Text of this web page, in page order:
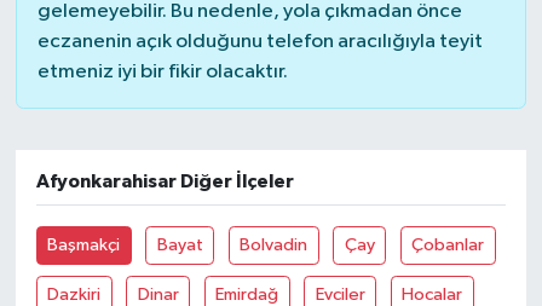
gelemeyebilir. Bu nedenle, yola çıkmadan önce
eczanenin açık olduğunu telefon aracılığıyla teyit
etmeniz iyi bir fikir olacaktır.
Afyonkarahisar Diğer İlçeler
Başmakçi Bayat Bolvadin Çay Çobanlar
Dazkiri Dinar Emirdağ Evciler Hocalar